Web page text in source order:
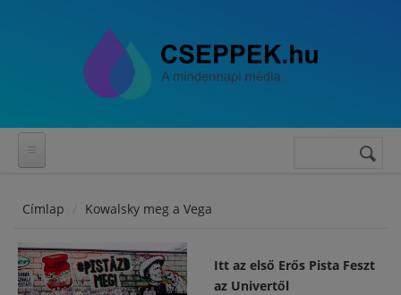
Keresés
Címlap Kowalsky meg a Vega
Itt az első Erős Pista Feszt
az Univertől